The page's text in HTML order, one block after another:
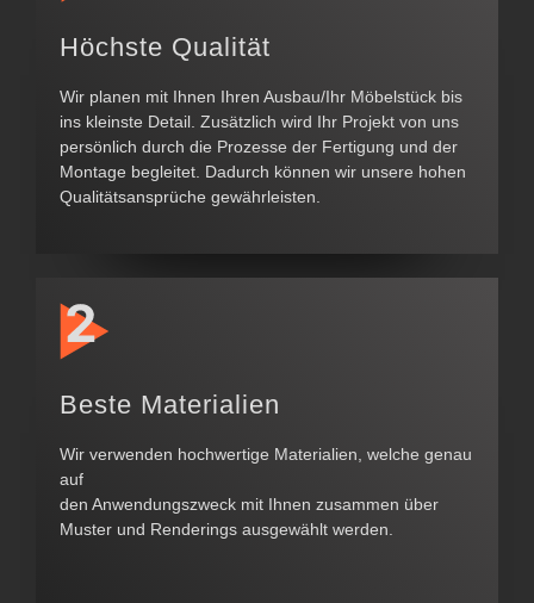
Höchste Qualität
Wir planen mit Ihnen Ihren Ausbau/Ihr Möbelstück bis
ins kleinste Detail. Zusätzlich wird Ihr Projekt von uns
persönlich durch die Prozesse der Fertigung und der
Montage begleitet. Dadurch können wir unsere hohen
Qualitätsansprüche gewährleisten.
Beste Materialien
Wir verwenden hochwertige Materialien, welche genau
auf
den Anwendungszweck mit Ihnen zusammen über
Muster und Renderings ausgewählt werden.